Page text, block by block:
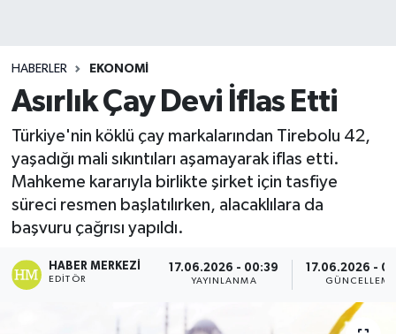
HABERLER EKONOMI
Asırlık Çay Devi İflas Etti
Türkiye'nin köklü çay markalarından Tirebolu 42,
yaşadığı mali sıkıntıları aşamayarak iflas etti.
Mahkeme kararıyla birlikte şirket için tasfiye
süreci resmen başlatılırken, alacaklılara da
başvuru çağrısı yapıldı.
HABER MERKEZI
EDITÖR
17.06.2026 - 00:39
YAYINLANMA
17.06.2026 -
GÜNCELLEME